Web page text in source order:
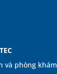
và phòng khám